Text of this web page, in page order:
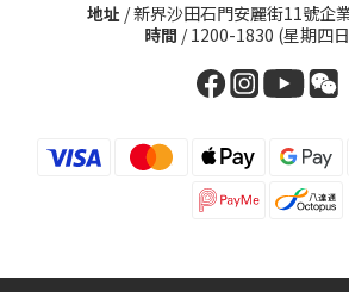
地址 / 新界沙田石門安麗街11號企
時間 / 1200-1830 (星期四